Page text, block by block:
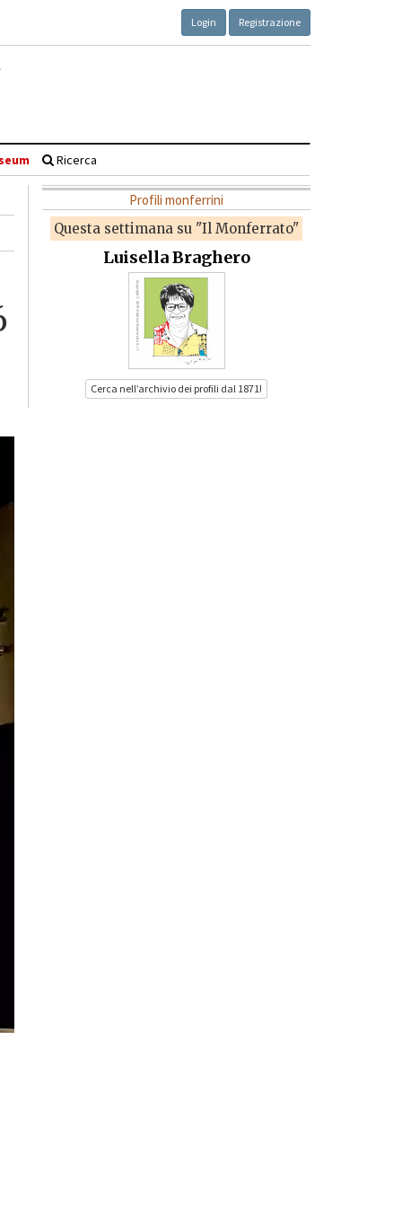
Login Registrazione
Ricerca
Profili monferrini
Questa settimana su "Il Monferrato"
Luisella Braghero
Cerca nell’archivio dei profili dal 1871!